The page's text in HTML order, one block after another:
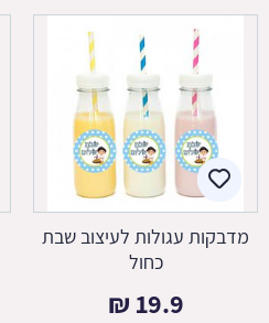
מדבקות עגולות לעיצוב שבת
כחול
19.9
₪